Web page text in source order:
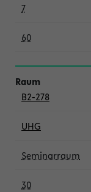
7
60
B2-278
UHG
Seminarraum
30